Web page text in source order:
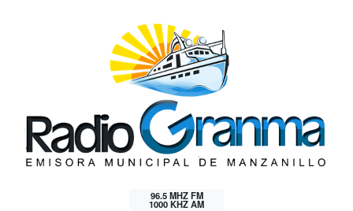
96.5 MHZ FM
1000 KHZ AM